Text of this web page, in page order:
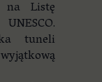
na Listę
tuneli